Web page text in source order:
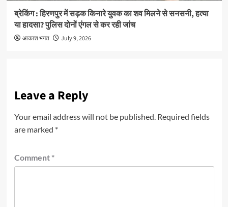
ब्रेकिंग : हिरणपुर में सड़क किनारे युवक का शव मिलने से सनसनी, हत्या
या हादसा? पुलिस दोनों एंगल से कर रही जांच
आकाश भगत July 9, 2026
Leave a Reply
Your email address will not be published. Required fields
are marked *
Comment *